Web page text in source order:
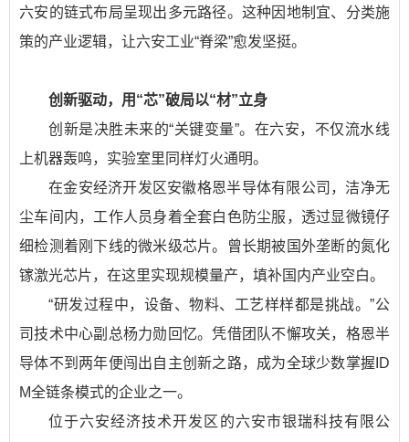
六安的链式布局呈现出多元路径。这种因地制宜、分类施
策的产业逻辑，让六安工业“脊梁”愈发坚挺。
创新驱动，用“芯”破局以“材”立身
创新是决胜未来的“关键变量”。在六安，不仅流水线
上机器轰鸣，实验室里同样灯火通明。
在金安经济开发区安徽格恩半导体有限公司，洁净无
尘车间内，工作人员身着全套白色防尘服，透过显微镜仔
细检测着刚下线的微米级芯片。曾长期被国外垄断的氮化
镓激光芯片，在这里实现规模量产，填补国内产业空白。
“研发过程中，设备、物料、工艺样样都是挑战。”公
司技术中心副总杨力勋回忆。凭借团队不懈攻关，格恩半
导体不到两年便闯出自主创新之路，成为全球少数掌握ID
M全链条模式的企业之一。
位于六安经济技术开发区的六安市银瑞科技有限公